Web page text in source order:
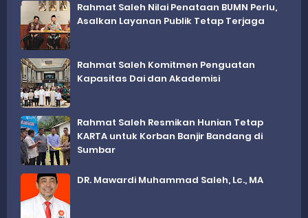
Rahmat Saleh Nilai Penataan BUMN Perlu,
Asalkan Layanan Publik Tetap Terjaga
Rahmat Saleh Komitmen Penguatan
Kapasitas Dai dan Akademisi
Rahmat Saleh Resmikan Hunian Tetap
KARTA untuk Korban Banjir Bandang di
Sumbar
DR. Mawardi Muhammad Saleh, Lc., MA